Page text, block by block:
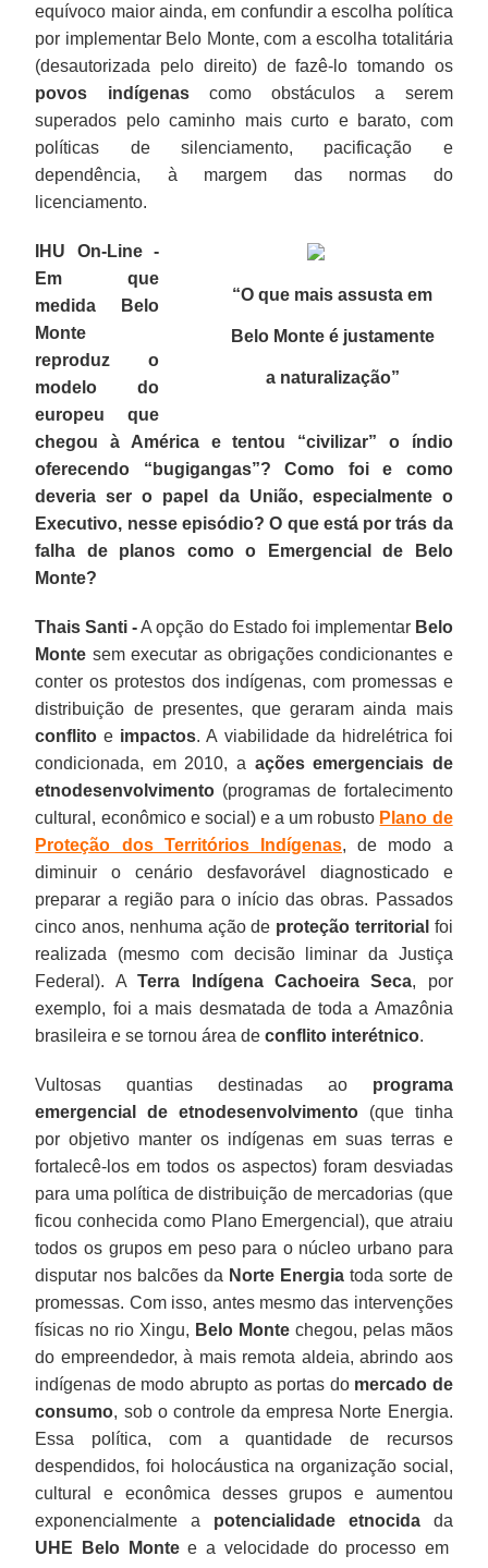
equívoco maior ainda, em confundir a escolha política
por implementar Belo Monte, com a escolha totalitária
(desautorizada pelo direito) de fazê-lo tomando os
povos indígenascomo obstáculos a serem
superados pelo caminho mais curto e barato, com
políticas de silenciamento, pacificação e
dependência, à margem das normas do
licenciamento.
“O que mais assusta em
Belo Monte é justamente
a naturalização”
IHU On-Line -
Em que
medida Belo
Monte
reproduz o
modelo do
europeu que
chegou à América e tentou “civilizar” o índio
oferecendo “bugigangas”? Como foi e como
deveria ser o papel da União, especialmente o
Executivo, nesse episódio? O que está por trás da
falha de planos como o Emergencial de Belo
Monte?
Thais Santi -A opção do Estado foi implementar Belo
Monte sem executar as obrigações condicionantes e
conter os protestos dos indígenas, com promessas e
distribuição de presentes, que geraram ainda mais
conflitoe impactos. A viabilidade da hidrelétrica foi
condicionada, em 2010, a ações emergenciais de
etnodesenvolvimento (programas de fortalecimento
cultural, econômico e social) e a um robusto Plano de
Proteção dos Territórios Indígenas, de modo a
diminuir o cenário desfavorável diagnosticado e
preparar a região para o início das obras. Passados
cinco anos, nenhuma ação de proteção territorial foi
realizada (mesmo com decisão liminar da Justiça
Federal). ATerra Indígena Cachoeira Seca, por
exemplo, foi a mais desmatada de toda a Amazônia
brasileira e se tornou área deconflito interétnico.
Vultosas quantias destinadas ao programa
emergencial de etnodesenvolvimento (que tinha
por objetivo manter os indígenas em suas terras e
fortalecê-los em todos os aspectos) foram desviadas
para uma política de distribuição de mercadorias (que
ficou conhecida como Plano Emergencial), que atraiu
todos os grupos em peso para o núcleo urbano para
disputar nos balcões da Norte Energia toda sorte de
promessas. Com isso, antes mesmo das intervenções
físicas no rio Xingu, Belo Montechegou, pelas mãos
do empreendedor, à mais remota aldeia, abrindo aos
indígenas de modo abrupto as portas do mercado de
consumo, sob o controle da empresa Norte Energia.
Essa política, com a quantidade de recursos
despendidos, foi holocáustica na organização social,
cultural e econômica desses grupos e aumentou
exponencialmente a potencialidade etnocidada
UHE Belo Montee a velocidade do processo em